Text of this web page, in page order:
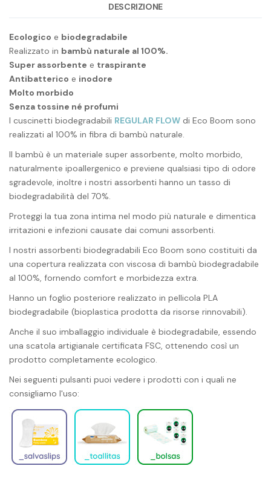
DESCRIZIONE
Ecologico e biodegradabile
Realizzato in bambù naturale al 100%.
Super assorbente e traspirante
Antibatterico e inodore
Molto morbido
Senza tossine né profumi
I cuscinetti biodegradabili REGULAR FLOW di Eco Boom sono
realizzati al 100% in fibra di bambù naturale.
Il bambù è un materiale super assorbente, molto morbido,
naturalmente ipoallergenico e previene qualsiasi tipo di odore
sgradevole, inoltre i nostri assorbenti hanno un tasso di
biodegradabilità del 70%.
Proteggi la tua zona intima nel modo più naturale e dimentica
irritazioni e infezioni causate dai comuni assorbenti.
I nostri assorbenti biodegradabili Eco Boom sono costituiti da
una copertura realizzata con viscosa di bambù biodegradabile
al 100%, fornendo comfort e morbidezza extra.
Hanno un foglio posteriore realizzato in pellicola PLA
biodegradabile (bioplastica prodotta da risorse rinnovabili).
Anche il suo imballaggio individuale è biodegradabile, essendo
una scatola artigianale certificata FSC, ottenendo così un
prodotto completamente ecologico.
Nei seguenti pulsanti puoi vedere i prodotti con i quali ne
consigliamo l'uso: